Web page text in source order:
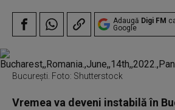
Adaugă Digi FM
Google
București. Foto: Shutterstock
Vremea va deveni instabilă în